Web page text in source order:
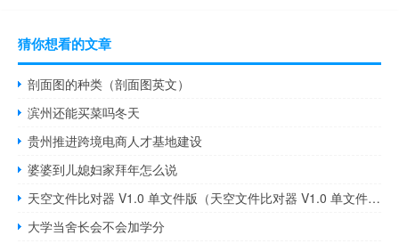
猜你想看的文章
剖面图的种类（剖面图英文）
滨州还能买菜吗冬天
贵州推进跨境电商人才基地建设
婆婆到儿媳妇家拜年怎么说
天空文件比对器 V1.0 单文件版（天空文件比对器 V1.0 单文件版功能简介）
大学当舍长会不会加学分